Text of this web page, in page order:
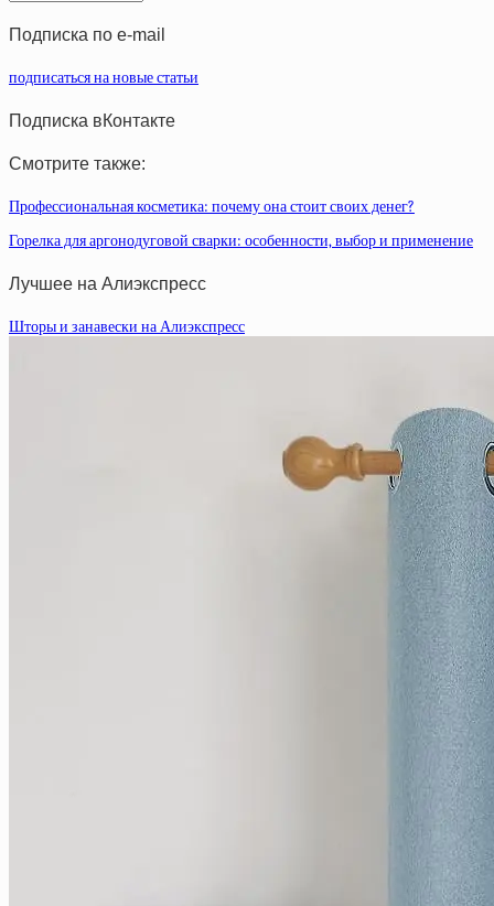
статей
Подписка по e-mail
подписаться на новые статьи
Подписка вКонтакте
Смотрите также:
Профессиональная косметика: почему она стоит своих денег?
Горелка для аргонодуговой сварки: особенности, выбор и применение
Лучшее на Алиэкспресс
Шторы и занавески на Алиэкспресс